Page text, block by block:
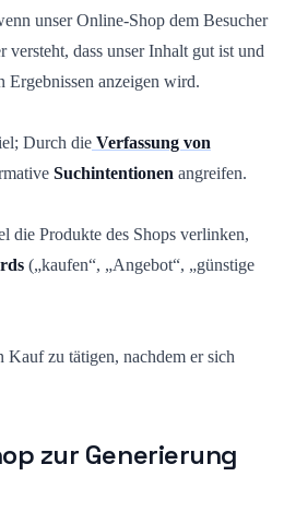
unser Online-Shop dem Besucher
versteht, dass unser Inhalt gut ist und
Ergebnissen anzeigen wird.
Durch die Verfassung von
Suchintentionen angreifen.
die Produkte des Shops verlinken,
(„kaufen“, „Angebot“, „günstige
Kauf zu tätigen, nachdem er sich
zur Generierung